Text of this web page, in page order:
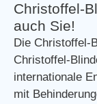
Christoffel-
auch Sie!
Die Christoffel-
Christoffel-
internationale
mit